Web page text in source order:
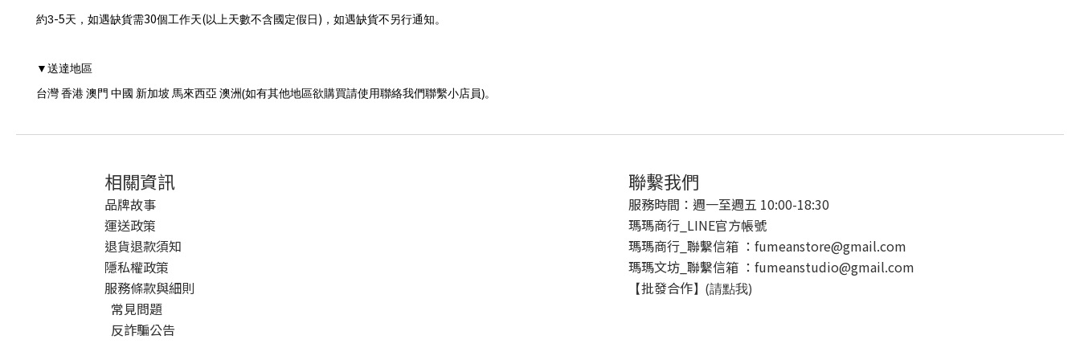
約3-5天，如遇缺貨需30個工作天(以上天數不含國定假日) ，如遇缺貨不另行通知。
▼ 送達地區
台灣香港澳門 中國 新加坡 馬來西亞 澳洲(如有其他地區欲購買請使用聯絡我們聯繫小店員)。
相關資訊
品牌故事
運送政策
退貨退款須知
隱私權政策
服務條款與細則
常見問題
反詐騙公告
聯繫我們
服務時間：週一至週五 10:00-18:30
瑪瑪商行_LINE官方帳號
瑪瑪商行_聯繫信箱 ：fumeanstore@gmail.com
瑪瑪文坊_聯繫信箱 ：fumeanstudio@gmail.com
【批發合作】(請點我)